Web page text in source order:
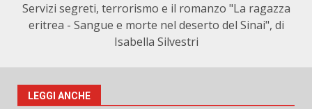
Servizi segreti, terrorismo e il romanzo "La ragazza
eritrea - Sangue e morte nel deserto del Sinai", di
Isabella Silvestri
LEGGI ANCHE